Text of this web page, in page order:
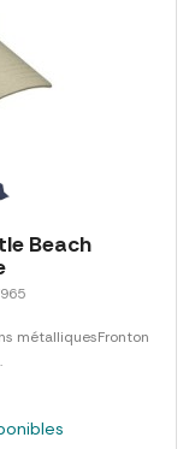
Beach
métalliquesFronton